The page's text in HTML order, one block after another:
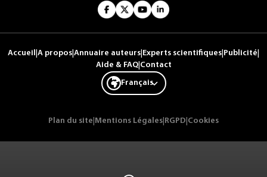
Accueil A propos Annuaire auteurs Experts scientifiques Publicité
Aide & FAQ| Contact
Français
Plan du site Mentions Légales RGPD Cookies